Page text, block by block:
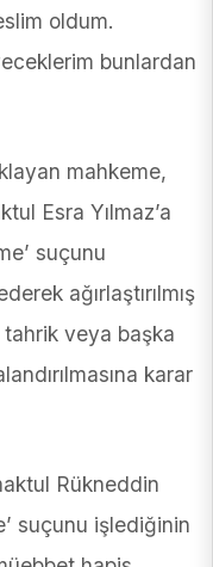
oldum.
bunlardan
mahkeme,
Esra Yılmaz’a
suçunu
ağırlaştırılmış
tahrik veya başka
karar
Rükneddin
suçunu işlediğinin